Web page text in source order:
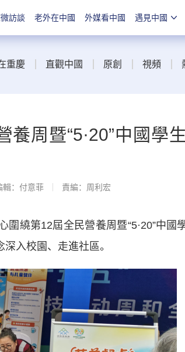
訪談 老外在中國 外媒看中國 遇見中國
重慶 直觀中國 原創 視頻
周暨“5·20”中國學
輯：付意菲 責編：周利宏
第12屆全民營養周暨“5·20”中國學
入校園、走進社區。